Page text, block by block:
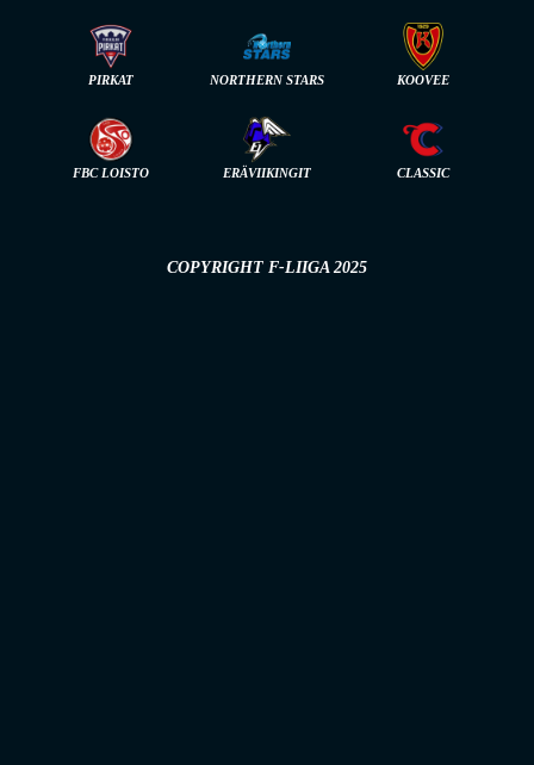
PIRKAT NORTHERN STARS KOOVEE
FBC LOISTO ERÄVIIKINGIT CLASSIC
COPYRIGHT F-LIIGA 2025